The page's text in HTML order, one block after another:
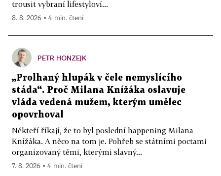
trousit vybraní lifestyloví...
8. 8. 2026 ▪ 4 min. čtení
PETR HONZEJK
„Prolhaný hlupák v čele nemyslícího
stáda“. Proč Milana Knížáka oslavuje
vláda vedená mužem, kterým umělec
opovrhoval
Někteří říkají, že to byl poslední happening Milana
Knížáka. A něco na tom je. Pohřeb se státními poctami
organizovaný těmi, kterými slavný...
7. 8. 2026 ▪ 4 min. čtení